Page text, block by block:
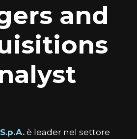
and
è leader nel settore